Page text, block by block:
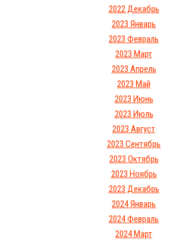
2022 Декабрь
2023 Январь
2023 Февраль
2023 Март
2023 Апрель
2023 Май
2023 Июнь
2023 Июль
2023 Август
2023 Сентябрь
2023 Октябрь
2023 Ноябрь
2023 Декабрь
2024 Январь
2024 Февраль
2024 Март